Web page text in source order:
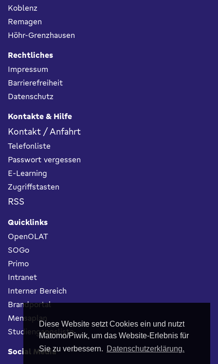
Diese Website setzt Cookies ein und nutzt
Matomo/Piwik, um das Website-Erlebnis für
Sie zu verbessern. Datenschutzerklärung.
Koblenz
Remagen
Höhr-Grenzhausen
Rechtliches
Impressum
Barrierefreiheit
Datenschutz
Kontakte & Hilfe
Kontakt / Anfahrt
Telefonliste
Passwort vergessen
E-Learning
Zugriffstasten
RSS
Quicklinks
OpenOLAT
SOGo
Primo
Intranet
Interner Bereich
Brandportal
Mensaplan
Studiengangsliste
Social Media